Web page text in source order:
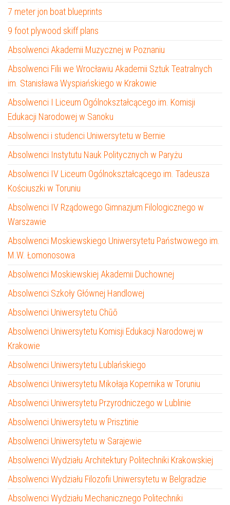
7 meter jon boat blueprints
9 foot plywood skiff plans
Absolwenci Akademii Muzycznej w Poznaniu
Absolwenci Filii we Wrocławiu Akademii Sztuk Teatralnych
im. Stanisława Wyspiańskiego w Krakowie
Absolwenci I Liceum Ogólnokształcącego im. Komisji
Edukacji Narodowej w Sanoku
Absolwenci i studenci Uniwersytetu w Bernie
Absolwenci Instytutu Nauk Politycznych w Paryżu
Absolwenci IV Liceum Ogólnokształcącego im. Tadeusza
Kościuszki w Toruniu
Absolwenci IV Rządowego Gimnazjum Filologicznego w
Warszawie
Absolwenci Moskiewskiego Uniwersytetu Państwowego im.
M.W. Łomonosowa
Absolwenci Moskiewskiej Akademii Duchownej
Absolwenci Szkoły Głównej Handlowej
Absolwenci Uniwersytetu Chūō
Absolwenci Uniwersytetu Komisji Edukacji Narodowej w
Krakowie
Absolwenci Uniwersytetu Lublańskiego
Absolwenci Uniwersytetu Mikołaja Kopernika w Toruniu
Absolwenci Uniwersytetu Przyrodniczego w Lublinie
Absolwenci Uniwersytetu w Prisztinie
Absolwenci Uniwersytetu w Sarajewie
Absolwenci Wydziału Architektury Politechniki Krakowskiej
Absolwenci Wydziału Filozofii Uniwersytetu w Belgradzie
Absolwenci Wydziału Mechanicznego Politechniki